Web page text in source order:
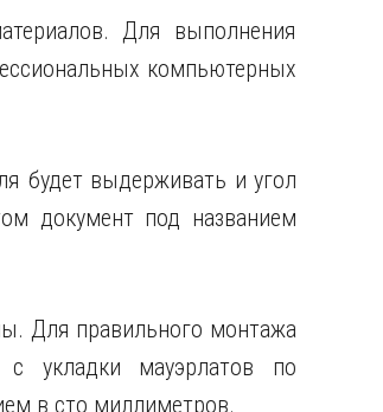
Для выполнения
компьютерных
будет выдерживать и угол
документ под названием
Для правильного монтажа
укладки мауэрлатов по
в сто миллиметров.